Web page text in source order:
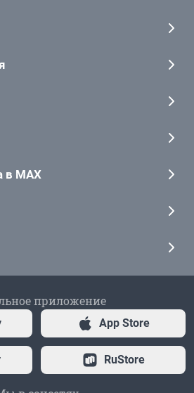
в MAX
приложение
App Store
RuStore